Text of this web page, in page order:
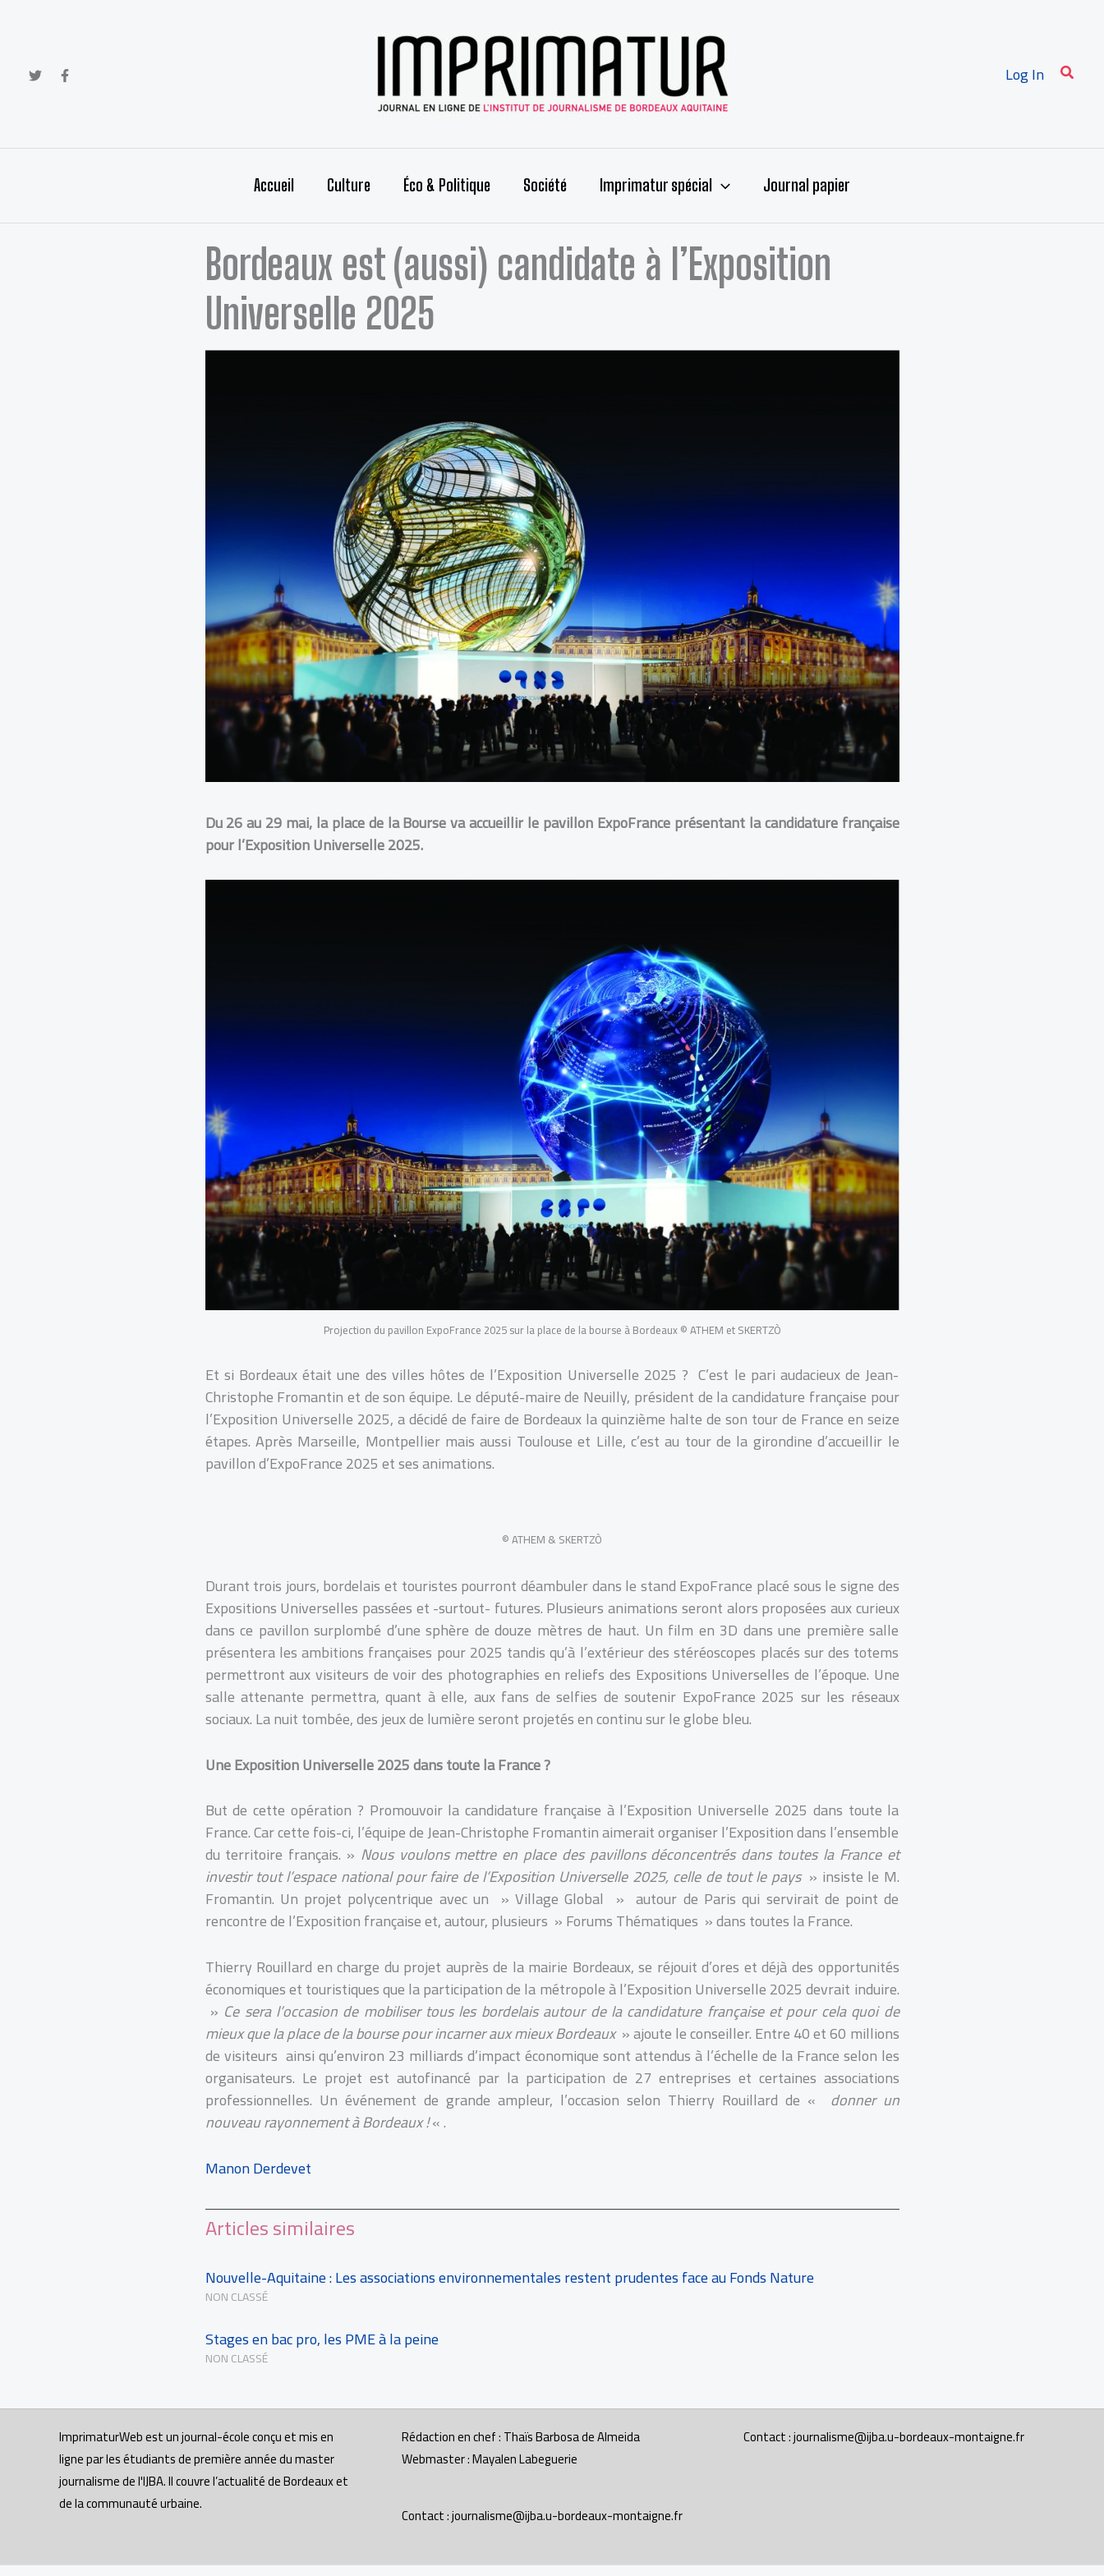
Log In
Accueil Culture Éco & Politique Société Imprimatur spécial Journal papier
Bordeaux est (aussi) candidate à l’Exposition
Universelle 2025
Du 26 au 29 mai, la place de la Bourse va accueillir le pavillon ExpoFranceprésentant la candidature française
pour l’Exposition Universelle 2025.
Projection du pavillon ExpoFrance 2025 sur la place de la bourse à Bordeaux © ATHEM et SKERTZÒ
Et si Bordeaux était une des villes hôtes de l’Exposition Universelle 2025 ? C’est le pari audacieux de Jean-
Christophe Fromantin et de son équipe. Le député-maire de Neuilly, président de la candidature française pour
l’Exposition Universelle 2025, a décidé de faire de Bordeaux la quinzième halte de son tour de France en seize
étapes. Après Marseille, Montpellier mais aussi Toulouse et Lille, c’est au tour de la girondine d’accueillir le
pavillon d’ExpoFrance 2025 et ses animations.
© ATHEM & SKERTZÒ
Durant trois jours, bordelais et touristes pourront déambuler dans le stand ExpoFrance placé sous le signe des
Expositions Universelles passées et -surtout- futures. Plusieurs animations seront alors proposées aux curieux
dans ce pavillon surplombé d’une sphère de douze mètres de haut. Un film en 3D dans une première salle
présentera les ambitions françaises pour 2025 tandis qu’à l’extérieur des stéréoscopes placés sur des totems
permettront aux visiteurs de voir des photographies en reliefs des Expositions Universelles de l’époque. Une
salle attenante permettra, quant à elle, aux fans de selfies de soutenir ExpoFrance 2025 sur les réseaux
sociaux. La nuit tombée, des jeux de lumière seront projetés en continu sur le globe bleu.
Une Exposition Universelle 2025 dans toute la France ?
But de cette opération ? Promouvoir la candidature française à l’Exposition Universelle 2025 dans toute la
France. Car cette fois-ci, l’équipe de Jean-Christophe Fromantin aimerait organiser l’Exposition dans l’ensemble
du territoire français. » Nous voulons mettre en place des pavillons déconcentrés dans toutes la France et
investir tout l’espace national pour faire de l’Exposition Universelle 2025, celle de tout le pays» insiste le M.
Fromantin. Un projet polycentrique avec un » Village Global » autour de Paris qui servirait de point de
rencontre de l’Exposition française et, autour, plusieurs » Forums Thématiques » dans toutes la France.
Thierry Rouillard en charge du projet auprès de la mairie Bordeaux, se réjouit d’ores et déjà des opportunités
économiques et touristiques que la participation de la métropole à l’Exposition Universelle 2025 devrait induire.
» Ce sera l’occasion de mobiliser tous les bordelais autour de la candidature française et pour cela quoi de
mieux que la place de la bourse pour incarner aux mieux Bordeaux» ajoute le conseiller. Entre 40 et 60 millions
de visiteurs ainsi qu’environ 23 milliards d’impact économique sont attendus à l’échelle de la France selon les
organisateurs. Le projet est autofinancé par la participation de 27 entreprises et certaines associations
professionnelles. Un événement de grande ampleur, l’occasion selon Thierry Rouillard de «
donner un
nouveau rayonnement à Bordeaux !« .
Manon Derdevet
Articles similaires
Nouvelle-Aquitaine : Les associations environnementales restent prudentes face au Fonds Nature
NON CLASSÉ
Stages en bac pro, les PME à la peine
NON CLASSÉ
ImprimaturWeb est un journal-école conçu et mis en
ligne par les étudiants de première année du master
journalisme de l'IJBA. Il couvre l’actualité de Bordeaux et
de la communauté urbaine.
Rédaction en chef : Thaïs Barbosa de Almeida
Webmaster : Mayalen Labeguerie
Contact : journalisme@ijba.u-bordeaux-montaigne.fr
Contact : journalisme@ijba.u-bordeaux-montaigne.fr